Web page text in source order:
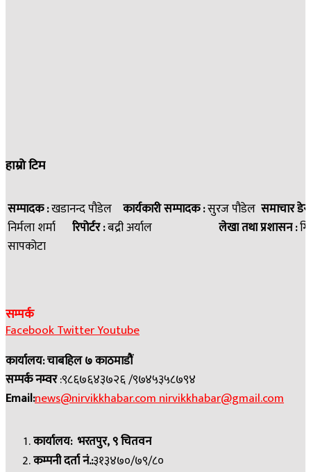
हाम्रो टिम
सम्पादक :खडानन्द पौडेल कार्यकारी सम्पादक :सुरज पौडेल समाचार
निर्मला शर्मा रिपोर्टर :बद्री अर्याल लेखा तथा प्रशासन :
सापकोटा
सम्पर्क
FacebookTwitterYoutube
कार्यालय: चाबहिल ७ काठमाडौं
सम्पर्क नम्वर:९८६७६४३७२६ /९७४५३५८७९४
Email:news@nirvikkhabar.comnirvikkhabar@gmail.com
कार्यालय: भरतपुर, ९ चितवन
कम्पनी दर्ता नं.:३१३४७०/७९/८०